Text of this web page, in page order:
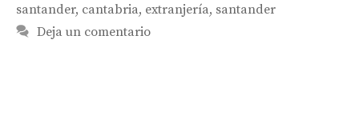
santander, cantabria, extranjería, santander
Deja un comentario